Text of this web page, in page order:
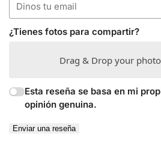
¿Tienes fotos para compartir?
Drag & Drop your
Esta reseña se basa en mi
opinión genuina.
Enviar una reseña